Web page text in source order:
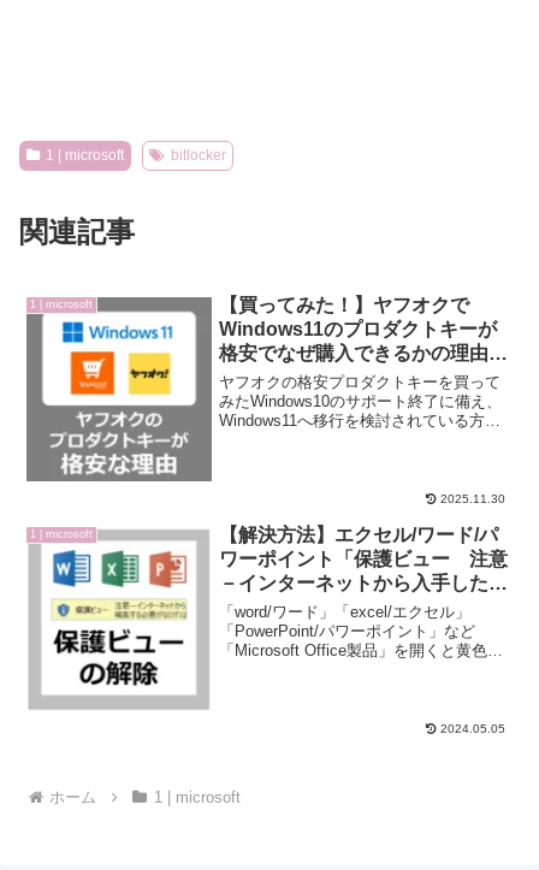
1 | microsoft bitlocker
関連記事
1 | microsoft
【買ってみた！】ヤフオクで
Windows11のプロダクトキーが
格安でなぜ購入できるかの理由と
からくり
ヤフオクの格安プロダクトキーを買って
みたWindows10のサポート終了に備え、
Windows11へ移行を検討されている方も
2025.11.30
1 | microsoft
【解決方法】エクセル/ワード/パ
ワーポイント「保護ビュー 注意
－インターネットから入手したフ
ァイルは、ウイルスに感染してい
る可能性があります。編集する必
要がなければ、保護ビューのまま
「word/ワード」「excel/エクセル」
「PowerPoint/パワーポイント」など
「Microsoft Office製品」を開くと黄色の
2024.05.05
ホーム 1 | microsoft